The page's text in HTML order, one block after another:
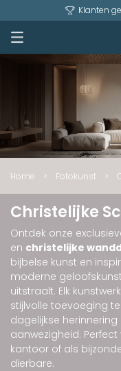
Klanten
Home > Fotokunst >
Christelijke
Ontdek onze
en christelijke
bijbelse kunst en
moderne
uitstraalt. Elk
stijlvolle toevoeging
dagelijkse herinnering
aanwezigheid.
kantoor of als
dierbare.